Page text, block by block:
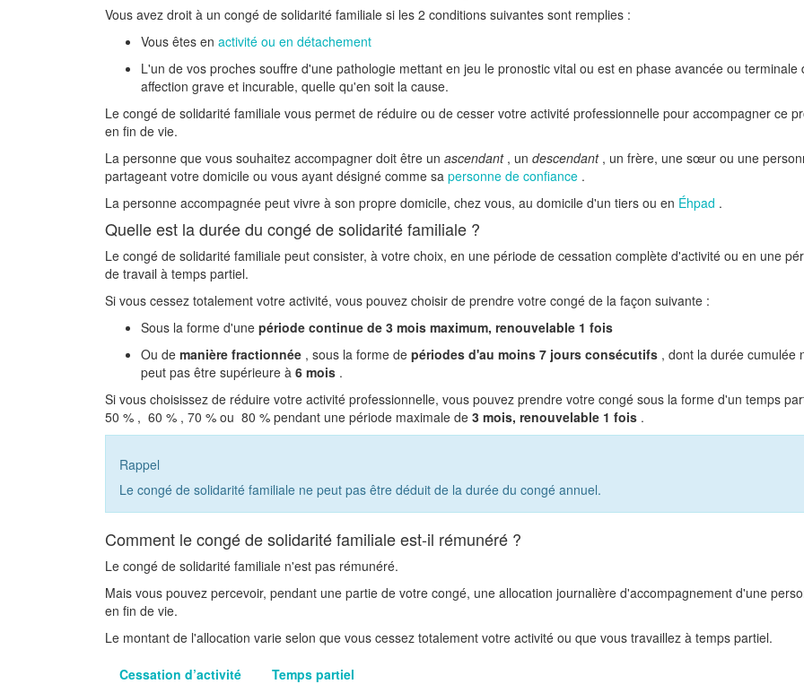
Vous avez droit à un congé de solidarité familiale si les 2 conditions suivantes sont remplies :
Vous êtes en activité ou en détachement
L'un de vos proches souffre d'une pathologie mettant en jeu le pronostic vital ou est en phase avancée ou terminale
affection grave et incurable, quelle qu'en soit la cause.
Le congé de solidarité familiale vous permet de réduire ou de cesser votre activité professionnelle pour accompagner ce
en fin de vie.
La personne que vous souhaitez accompagner doit être un ascendant , un descendant , un frère, une sœur ou une
partageant votre domicile ou vous ayant désigné comme sa personne de confiance .
La personne accompagnée peut vivre à son propre domicile, chez vous, au domicile d'un tiers ou en Éhpad .
Quelle est la durée du congé de solidarité familiale ?
Le congé de solidarité familiale peut consister, à votre choix, en une période de cessation complète d'activité ou en une
de travail à temps partiel.
Si vous cessez totalement votre activité, vous pouvez choisir de prendre votre congé de la façon suivante :
Sous la forme d'une période continue de 3 mois maximum, renouvelable 1 fois
Ou de manière fractionnée , sous la forme de périodes d'au moins 7 jours consécutifs , dont la durée cumulée
peut pas être supérieure à 6 mois .
Si vous choisissez de réduire votre activité professionnelle, vous pouvez prendre votre congé sous la forme d'un temps
50 % , 60 % , 70 % ou 80 % pendant une période maximale de 3 mois, renouvelable 1 fois .
Rappel
Le congé de solidarité familiale ne peut pas être déduit de la durée du congé annuel.
Comment le congé de solidarité familiale est-il rémunéré ?
Le congé de solidarité familiale n'est pas rémunéré.
Mais vous pouvez percevoir, pendant une partie de votre congé, une allocation journalière d'accompagnement d'une
en fin de vie.
Le montant de l'allocation varie selon que vous cessez totalement votre activité ou que vous travaillez à temps partiel.
Cessation d’activité
Temps partiel